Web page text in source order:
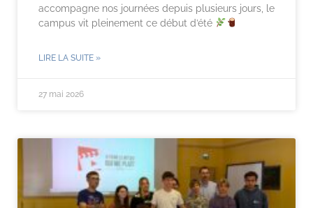
accompagne nos journées depuis plusieurs jours, le
campus vit pleinement ce début d’été
LIRE LA SUITE »
27 mai 2026